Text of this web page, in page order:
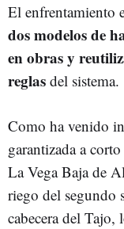
El enfrentamiento
dos modelos de
en obras y
reglas del sistema.
Como ha venido
garantizada a
La Vega Baja de
riego del segundo
cabecera del Tajo,